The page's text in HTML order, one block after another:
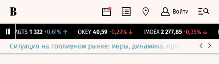
Войти
MGTS 1 322 +0,61%↑ OKEY 40,59 -0,29%↓ IMOEX 2 277,85 -0,35%↓
Ситуация на топливном рынке: меры, динамика, прогнозы